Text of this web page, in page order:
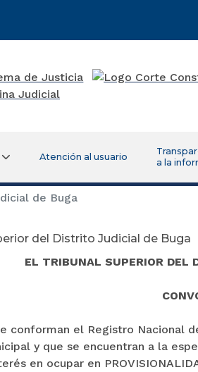
Atención al usuario
a la
de Buga
del Distrito Judicial de Buga
EL TRIBUNAL SUPERIOR DEL
conforman el Registro Nacional
y que se encuentran a la
en ocupar en